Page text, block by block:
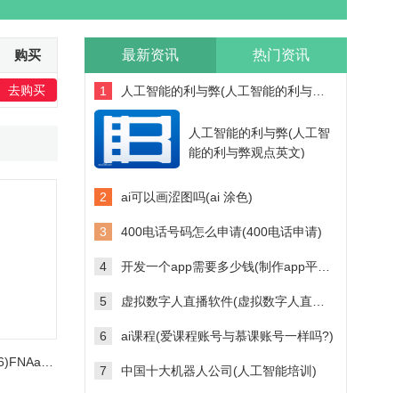
购买
去购买
最新资讯 热门资讯
1
人工智能的利与弊(人工智
能的利与弊观点英文)
2 ai可以画涩图吗(ai 涂色)
3 400电话号码怎么申请(400电话申请)
4
5
6 ai课程(爱课程账号与慕课账号一样吗?)
7 中国十大机器人公司(人工智能培训)